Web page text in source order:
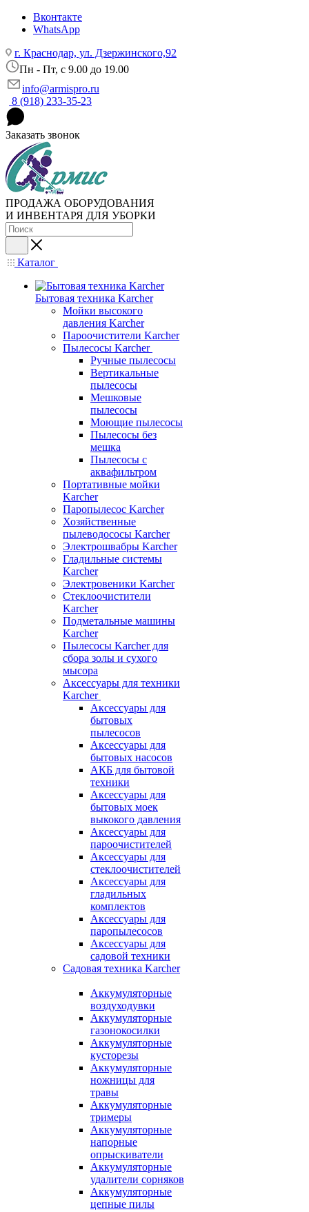
Вконтакте
WhatsApp
г. Краснодар, ул. Дзержинского,92
Пн - Пт, c 9.00 до 19.00
info@armispro.ru
8 (918) 233-35-23
Заказать звонок
ПРОДАЖА ОБОРУДОВАНИЯ
И ИНВЕНТАРЯ ДЛЯ УБОРКИ
Каталог
Бытовая техника Karcher
Мойки высокого
давления Karcher
Пароочистители Karcher
Пылесосы Karcher
Ручные пылесосы
Вертикальные
пылесосы
Мешковые
пылесосы
Моющие пылесосы
Пылесосы без
мешка
Пылесосы с
аквафильтром
Портативные мойки
Karcher
Паропылесос Karcher
Хозяйственные
пылеводососы Karcher
Электрошвабры Karcher
Гладильные системы
Karcher
Электровеники Karcher
Стеклоочистители
Karcher
Подметальные машины
Karcher
Пылесосы Karcher для
сбора золы и сухого
мысора
Аксессуары для техники
Karcher
Аксессуары для
бытовых
пылесосов
Аксессуары для
бытовых насосов
АКБ для бытовой
техники
Аксессуары для
бытовых моек
выкокого давления
Аксессуары для
пароочистителей
Аксессуары для
стеклоочистителей
Аксессуары для
гладильных
комплектов
Аксессуары для
паропылесосов
Аксессуары для
садовой техники
Садовая техника Karcher
Аккумуляторные
воздуходувки
Аккумуляторные
газонокосилки
Аккумуляторные
кусторезы
Аккумуляторные
ножницы для
травы
Аккумуляторные
тримеры
Аккумуляторные
напорные
опрыскиватели
Аккумуляторные
удалители сорняков
Аккумуляторные
цепные пилы